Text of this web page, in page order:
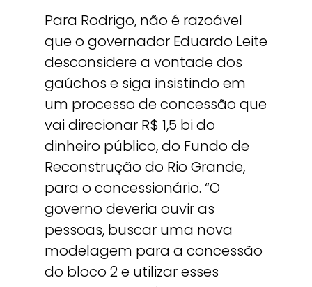
Para Rodrigo, não é razoável
que o governador Eduardo Leite
desconsidere a vontade dos
gaúchos e siga insistindo em
um processo de concessão que
vai direcionar R$ 1,5 bi do
dinheiro público, do Fundo de
Reconstrução do Rio Grande,
para o concessionário. “O
governo deveria ouvir as
pessoas, buscar uma nova
modelagem para a concessão
do bloco 2 e utilizar esses